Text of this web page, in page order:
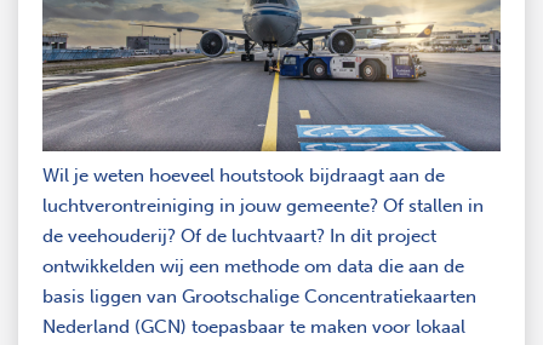
Wil je weten hoeveel houtstook bijdraagt aan de
luchtverontreiniging in jouw gemeente? Of stallen in
de veehouderij? Of de luchtvaart? In dit project
ontwikkelden wij een methode om data die aan de
basis liggen van Grootschalige Concentratiekaarten
Nederland (GCN) toepasbaar te maken voor lokaal